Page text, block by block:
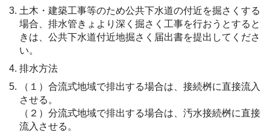
土木・建築工事等のため公共下水道の付近を掘さくする
場合、排水管きょより深く掘さく工事を行おうとすると
きは、公共下水道付近地掘さく届出書を提出してくださ
い。
排水方法
（１）合流式地域で排出する場合は、接続桝に直接流入
させる。
（２）分流式地域で排出する場合は、汚水接続桝に直接
流入させる。